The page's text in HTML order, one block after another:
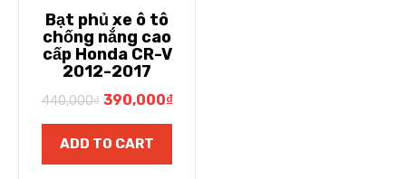
Bạt phủ xe ô tô
chống nắng cao
cấp Honda CR-V
2012-2017
440,000₫ 390,000₫
ADD TO CART